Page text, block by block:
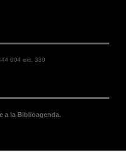
004 ext. 330
a la Biblioagenda.